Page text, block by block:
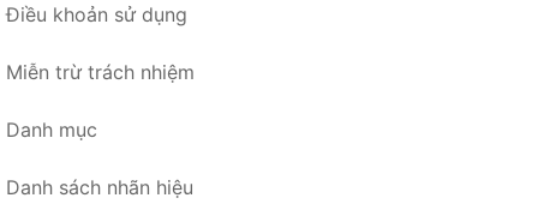
Điều khoản sử dụng
Miễn trừ trách nhiệm
Danh mục
Danh sách nhãn hiệu